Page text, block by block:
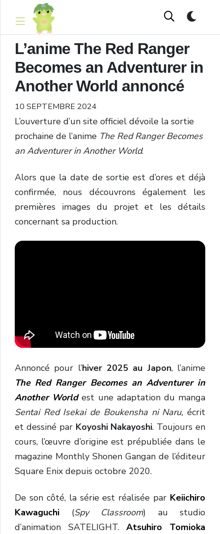
L’anime The Red Ranger
Becomes an Adventurer in
Another World annoncé
10 SEPTEMBRE 2024
L’ouverture d’un site officiel dévoile la sortie
prochaine de l’anime The Red Ranger Becomes
an Adventurer in Another World.
Alors que la date de sortie est d’ores et déjà
confirmée, nous découvrons également les
premières images du projet et les détails
concernant sa production.
Annoncé pour l’hiver 2025 au Japon, l’anime
The Red Ranger Becomes an Adventurer in
Another Worldest une adaptation du manga
Sentai Red Isekai de Boukensha ni Naru, écrit
et dessiné par Koyoshi Nakayoshi. Toujours en
cours, l’œuvre d’origine est prépubliée dans le
magazine Monthly Shonen Gangan de l’éditeur
Square Enix depuis octobre 2020.
De son côté, la série est réalisée par Keiichiro
Kawaguchi (Spy Classroom) au studio
d’animation SATELIGHT.Atsuhiro Tomioka